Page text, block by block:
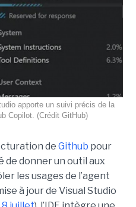
apporte un suivi précis de la
Copilot. (Crédit GitHub)
de Github pour
de donner un outil aux
les usages de l’agent
à jour de Visual Studio